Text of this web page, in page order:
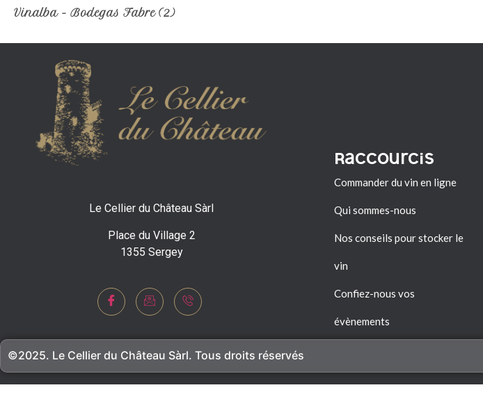
Vinalba - Bodegas Fabre (2)
Le Cellier du Château Sàrl
Place du Village 2
1355 Sergey
Raccourcis
Commander du vin en ligne
Qui sommes-nous
Nos conseils pour stocker le
vin
Confiez-nous vos
évènements
©2025. Le Cellier du Château Sàrl. Tous droits réservés